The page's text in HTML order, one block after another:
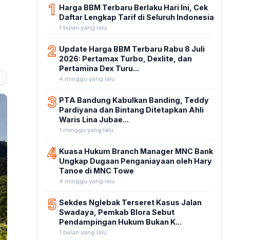
1 Harga BBM Terbaru Berlaku Hari Ini, Cek
Daftar Lengkap Tarif di Seluruh Indonesia
1 bulan yang lalu
2 Update Harga BBM Terbaru Rabu 8 Juli
2026: Pertamax Turbo, Dexlite, dan
Pertamina Dex Turu...
4 minggu yang lalu
3 PTA Bandung Kabulkan Banding, Teddy
Pardiyana dan Bintang Ditetapkan Ahli
Waris Lina Jubae...
1 minggu yang lalu
4 Kuasa Hukum Branch Manager MNC Bank
Ungkap Dugaan Penganiayaan oleh Hary
Tanoe di MNC Towe
4 minggu yang lalu
5 Sekdes Nglebak Terseret Kasus Jalan
Swadaya, Pemkab Blora Sebut
Pendampingan Hukum Bukan K...
1 bulan yang lalu